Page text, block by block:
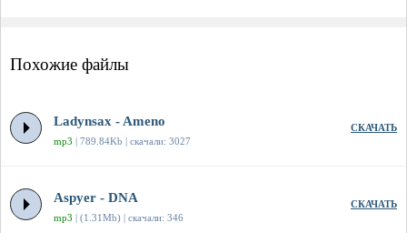
Похожие файлы
Ladynsax - Ameno
mp3 | 789.84Kb | скачали: 3027
СКАЧАТЬ
Aspyer - DNA
mp3 | (1.31Mb) | скачали: 346
СКАЧАТЬ